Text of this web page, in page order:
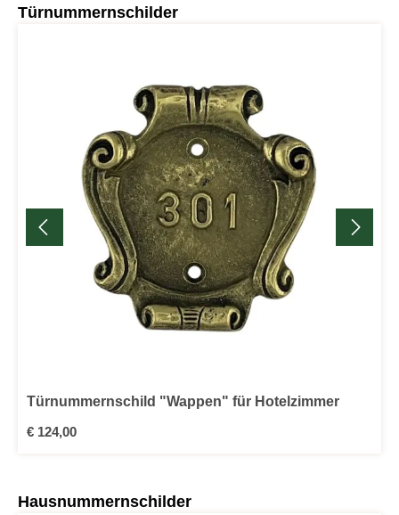
Produktgalerie überspringen
Türnummernschilder
Türnummernschild "Wappen" für Hotelzimmer
Regulärer Preis:
€ 124,00
Produktgalerie überspringen
Hausnummernschilder